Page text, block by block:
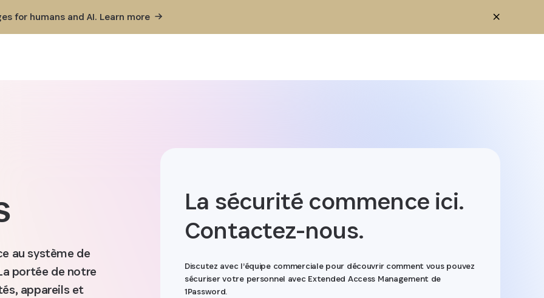
for humans and AI. Learn more
au système de
portée de notre
appareils et
La sécurité commence ici.
Contactez-nous.
Discutez avec l’équipe commerciale pour découvrir comment vous pouvez
sécuriser votre personnel avec Extended Access Management de
1Password.